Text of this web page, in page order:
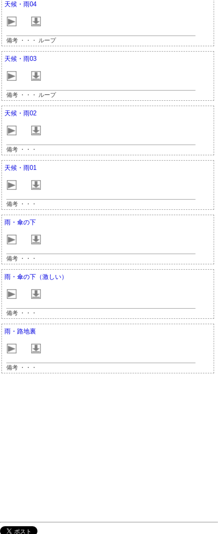
天候・雨04
備考 ・・・ ループ
天候・雨03
備考 ・・・ ループ
天候・雨02
備考 ・・・
天候・雨01
備考 ・・・
雨・傘の下
備考 ・・・
雨・傘の下（激しい）
備考 ・・・
雨・路地裏
備考 ・・・